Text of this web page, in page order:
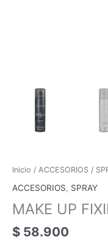
Inicio / ACCESORIOS /
ACCESORIOS, SPRAY
MAKE UP
$ 58.900